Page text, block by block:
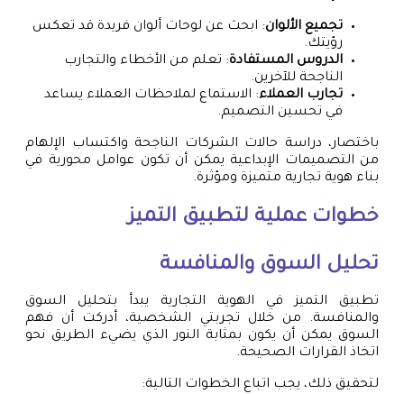
تجميع الألوان: ابحث عن لوحات ألوان فريدة قد تعكس
رؤيتك.
الدروس المستفادة: تعلم من الأخطاء والتجارب
الناجحة للآخرين.
تجارب العملاء: الاستماع لملاحظات العملاء يساعد
في تحسين التصميم.
باختصار، دراسة حالات الشركات الناجحة واكتساب الإلهام
من التصميمات الإبداعية يمكن أن تكون عوامل محورية في
بناء هوية تجارية متميزة ومؤثرة.
خطوات عملية لتطبيق التميز
تحليل السوق والمنافسة
تطبيق التميز في الهوية التجارية يبدأ بتحليل السوق
والمنافسة. من خلال تجربتي الشخصية، أدركت أن فهم
السوق يمكن أن يكون بمثابة النور الذي يضيء الطريق نحو
اتخاذ القرارات الصحيحة.
لتحقيق ذلك، يجب اتباع الخطوات التالية: